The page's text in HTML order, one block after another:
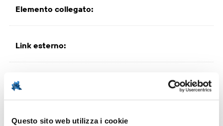
Questo sito web utilizza i cookie
Elemento collegato:
Link esterno:
Testo del documento
Varese esporta in tutto il mondo. La bilancia
circa 9 miliardi di euro all’anno, mentre oltre il 30% dei